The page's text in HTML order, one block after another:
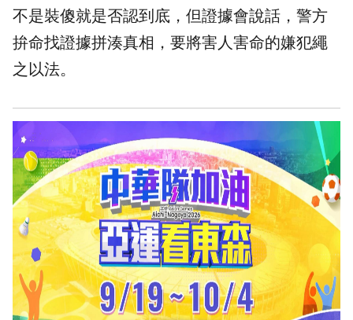
不是裝傻就是否認到底，但證據會說話，警方
拚命找證據拼湊真相，要將害人害命的嫌犯繩
之以法。